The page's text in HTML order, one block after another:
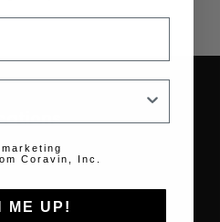
Coravin, Inc.
ME UP!